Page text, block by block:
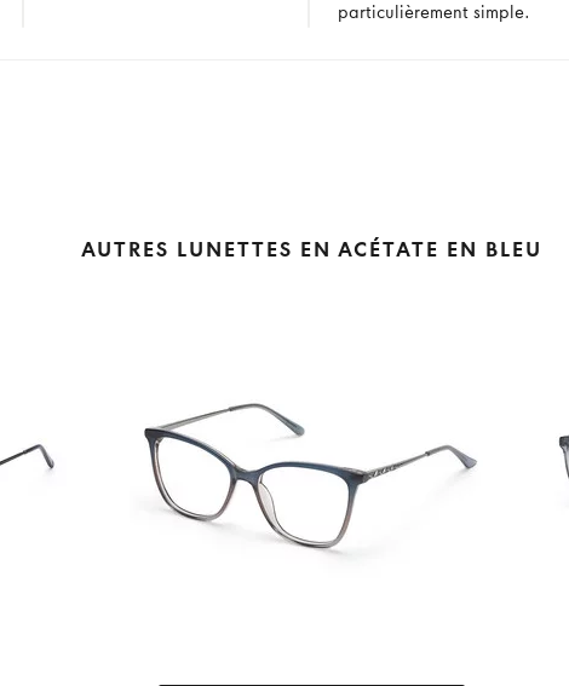
particulièrement simple.
AUTRES LUNETTES EN ACÉTATE EN BLEU